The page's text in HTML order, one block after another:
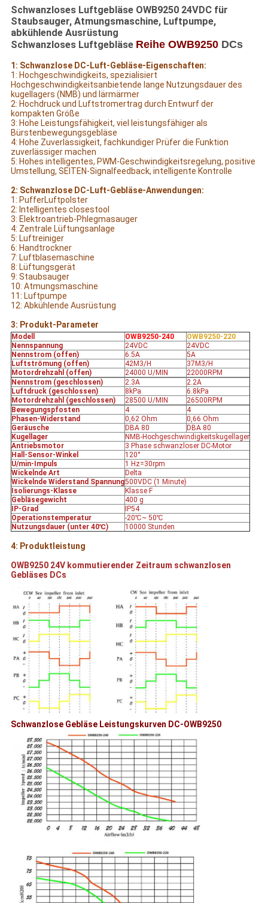
Schwanzloses Luftgebläse OWB9250 24VDC für
Staubsauger, Atmungsmaschine, Luftpumpe,
abkühlende Ausrüstung
Schwanzloses Luftgebläse Reihe OWB9250 DCs
1: Schwanzlose DC-Luft-Gebläse-Eigenschaften:
1: Hochgeschwindigkeits, spezialisiert
Hochgeschwindigkeitsanbietende lange Nutzungsdauer des
kugellagers (NMB) und lärmärmer
2: Hochdruck und Luftstromertrag durch Entwurf der
kompakten Größe
3: Hohe Leistungsfähigkeit, viel leistungsfähiger als
Bürstenbewegungsgebläse
4: Hohe Zuverlässigkeit, fachkundiger Prüfer die Funktion
zuverlässiger machen
5: Hohes intelligentes, PWM-Geschwindigkeitsregelung, positive
Umstellung, SEITEN-Signalfeedback, intelligente Kontrolle
2: Schwanzlose DC-Luft-Gebläse-Anwendungen:
1: PufferLuftpolster
2: Intelligentes closestool
3: Elektroantrieb-Phlegmasauger
4: Zentrale Lüftungsanlage
5: Luftreiniger
6: Handtrockner
7: Luftblasemaschine
8: Lüftungsgerät
9: Staubsauger
10: Atmungsmaschine
11: Luftpumpe
12: Abkühlende Ausrüstung
3: Produkt-Parameter
Modell OWB9250-240
OWB9250-220
Nennspannung
24VDC
24VDC
Nennstrom (offen)
6.5A
5A
Luftströmung (offen)
42M3/H
37M3/H
Motordrehzahl (offen)
24000 U/MIN
22000RPM
Nennstrom (geschlossen)
2.3A
2.2A
Luftdruck (geschlossen)
8kPa
6.8kPa
Motordrehzahl (geschlossen)
28500 U/MIN
26500RPM
Bewegungspfosten
4
4
Phasen-Widerstand
0,62 Ohm
0,66 Ohm
Geräusche
DBA 80
DBA 80
Kugellager
NMB-Hochgeschwindigkeitskugellager
Antriebsmotor
3 Phase schwanzloser DC-Motor
Hall-Sensor-Winkel
120°
U/min-Impuls
1 Hz=30rpm
Wickelnde Art
Delta
Wickelnde Widerstand Spannung500VDC (1 Minute)
Isolierungs-Klasse
Klasse F
Gebläsegewicht
400 g
IP-Grad
IP54
Operationstemperatur
-20℃~ 50℃
Nutzungsdauer (unter 40℃)
10000 Stunden
4: Produktleistung
OWB9250 24V kommutierender Zeitraum schwanzlosen
Gebläses DCs
Schwanzlose Gebläse Leistungskurven DC-OWB9250